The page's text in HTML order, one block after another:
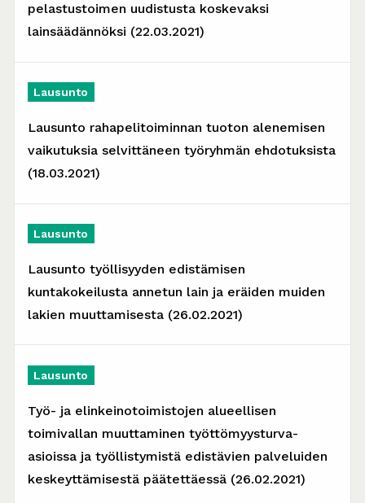
pelastustoimen uudistusta koskevaksi
lainsäädännöksi (22.03.2021)
Lausunto
Lausunto rahapelitoiminnan tuoton alenemisen
vaikutuksia selvittäneen työryhmän ehdotuksista
(18.03.2021)
Lausunto
Lausunto työllisyyden edistämisen
kuntakokeilusta annetun lain ja eräiden muiden
lakien muuttamisesta (26.02.2021)
Lausunto
Työ- ja elinkeinotoimistojen alueellisen
toimivallan muuttaminen työttömyysturva-
asioissa ja työllistymistä edistävien palveluiden
keskeyttämisestä päätettäessä (26.02.2021)